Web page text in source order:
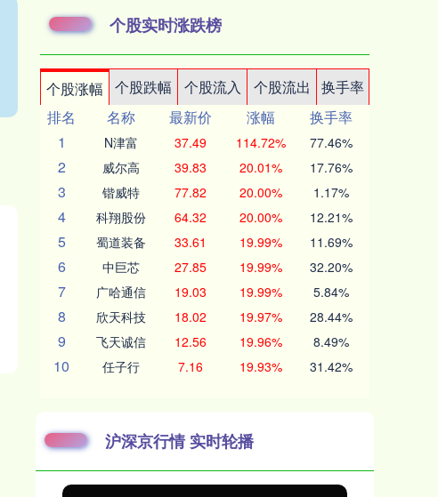
个股实时涨跌榜
个股涨幅 个股跌幅 个股流入 个股流出
换手率
排名
名称 最新价 涨幅
换手率
1
N津富 37.49 114.72% 77.46%
2 威尔高 39.83 20.01% 17.76%
3 锴威特 77.82 20.00% 1.17%
4 科翔股份 64.32 20.00% 12.21%
5 蜀道装备 33.61 19.99% 11.69%
6 中巨芯 27.85 19.99% 32.20%
7 广哈通信 19.03 19.99% 5.84%
8 欣天科技 18.02 19.97% 28.44%
9 飞天诚信 12.56 19.96% 8.49%
10 任子行 7.16 19.93% 31.42%
沪深京行情 实时轮播